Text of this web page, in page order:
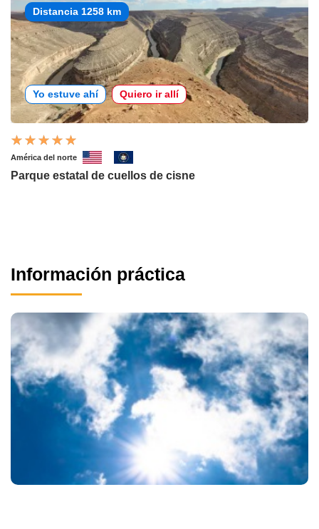
Distancia 1258 km
Yo estuve ahí Quiero ir allí
América del norte
Parque estatal de cuellos de cisne
Información práctica